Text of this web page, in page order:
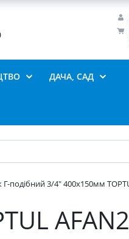
ДАЧА, САД
подібний 3/4" 400х150мм